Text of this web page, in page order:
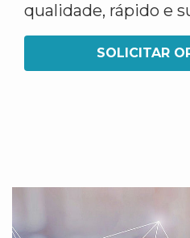
qualidade, rápido e
SOLICITAR